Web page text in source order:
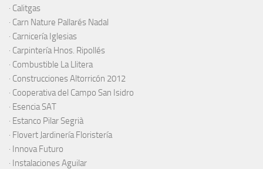
· Calitgas
· Carn Nature Pallarés Nadal
· Carnicería Iglesias
· Carpintería Hnos. Ripollés
· Combustible La Llitera
· Construcciones Altorricón 2012
· Cooperativa del Campo San Isidro
· Esencia SAT
· Estanco Pilar Segrià
· Flovert Jardinería Floristería
· Innova Futuro
· Instalaciones Aguilar